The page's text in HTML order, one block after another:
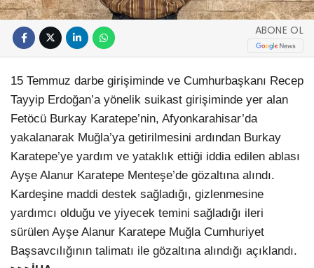
ABONE OL
15 Temmuz darbe girişiminde ve Cumhurbaşkanı Recep
Tayyip Erdoğan’a yönelik suikast girişiminde yer alan
Fetöcü Burkay Karatepe’nin, Afyonkarahisar’da
yakalanarak Muğla’ya getirilmesini ardından Burkay
Karatepe’ye yardım ve yataklık ettiği iddia edilen ablası
Ayşe Alanur Karatepe Menteşe’de gözaltına alındı.
Kardeşine maddi destek sağladığı, gizlenmesine
yardımcı olduğu ve yiyecek temini sağladığı ileri
sürülen Ayşe Alanur Karatepe Muğla Cumhuriyet
Başsavcılığının talimatı ile gözaltına alındığı açıklandı.